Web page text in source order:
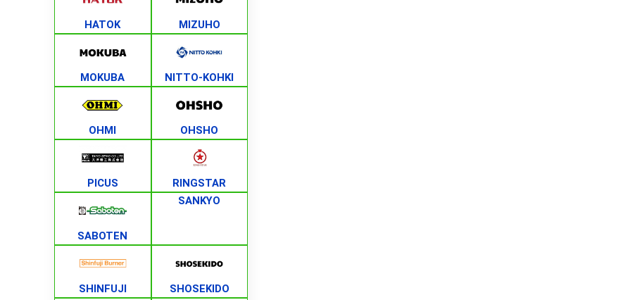
HATOK MIZUHO
MOKUBA NITTO-KOHKI
OHMI OHSHO
PICUS RINGSTAR
SABOTEN
SANKYO
SHINFUJI SHOSEKIDO